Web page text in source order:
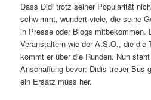
Dass Didi trotz seiner Popularität
schwimmt, wundert viele, die seine
in Presse oder Blogs mitbekommen.
Veranstaltern wie der A.S.O., die die
kommt er über die Runden. Nun
Anschaffung bevor: Didis treuer Bus
ein Ersatz muss her.